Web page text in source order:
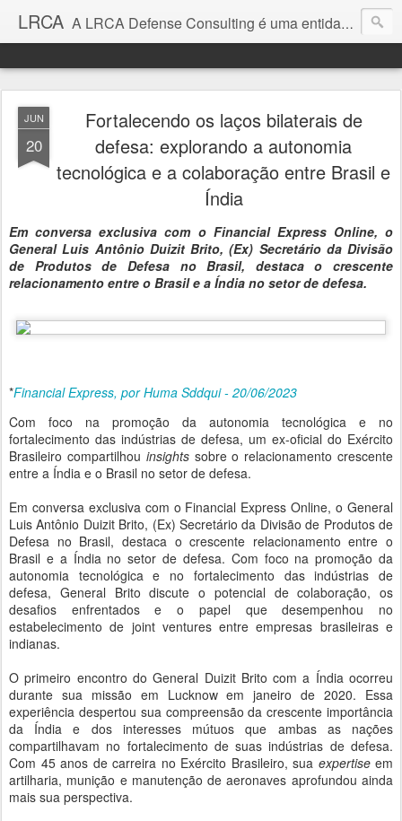
LRCA A LRCA Defense Consulting é uma entidade sem fins lucrativos que se dedica a produzir e divulgar notícias e análises sobre as Empresas de Defesa. Não somos jornalistas e nem este é um blog jornalístico.
JUN
20
Fortalecendo os laços bilaterais de
defesa: explorando a autonomia
tecnológica e a colaboração entre Brasil e
Índia
Em conversa exclusiva com o Financial Express Online, o
General Luis Antônio Duizit Brito, (Ex) Secretário da Divisão
de Produtos de Defesa no Brasil, destaca o crescente
relacionamento entre o Brasil e a Índia no setor de defesa.
*Financial Express, por Huma Sddqui - 20/06/2023
Com foco na promoção da autonomia tecnológica e no
fortalecimento das indústrias de defesa, um ex-oficial do Exército
Brasileiro compartilhou insights sobre o relacionamento crescente
entre a Índia e o Brasil no setor de defesa.
Em conversa exclusiva com o Financial Express Online, o General
Luis Antônio Duizit Brito, (Ex) Secretário da Divisão de Produtos de
Defesa no Brasil, destaca o crescente relacionamento entre o
Brasil e a Índia no setor de defesa. Com foco na promoção da
autonomia tecnológica e no fortalecimento das indústrias de
defesa, General Brito discute o potencial de colaboração, os
desafios enfrentados e o papel que desempenhou no
estabelecimento de joint ventures entre empresas brasileiras e
indianas.
O primeiro encontro do General Duizit Brito com a Índia ocorreu
durante sua missão em Lucknow em janeiro de 2020. Essa
experiência despertou sua compreensão da crescente importância
da Índia e dos interesses mútuos que ambas as nações
compartilhavam no fortalecimento de suas indústrias de defesa.
Com 45 anos de carreira no Exército Brasileiro, sua expertise em
artilharia, munição e manutenção de aeronaves aprofundou ainda
mais sua perspectiva.